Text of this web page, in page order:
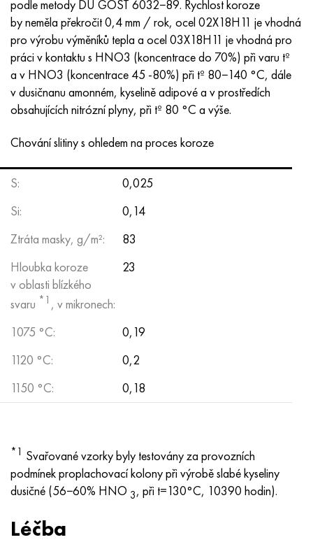
podle metody DU GOST 6032−89. Rychlost koroze
by neměla překročit 0,4 mm / rok, ocel 02X18H11 je vhodná
pro výrobu výměníků tepla a ocel 03X18H11 je vhodná pro
práci v kontaktu s HNO3 (koncentrace do 70%) při varu tº
a v HNO3 (koncentrace 45 -80%) při tº 80−140 °С, dále
v dusičnanu amonném, kyselině adipové a v prostředích
obsahujících nitrózní plyny, při tº 80 °C a výše.
Chování slitiny s ohledem na proces koroze
S:
0,025
Si:
0,14
Ztráta masky, g/m²:
83
Hloubka koroze
v oblasti blízkého
svaru *1 , v mikronech:
23
1075 °С:
0,19
1120 °С:
0,2
1150 °С:
0,18
*1 Svařované vzorky byly testovány za provozních
podmínek proplachovací kolony při výrobě slabé kyseliny
dusičné (56−60% HNO 3, při t=130°С, 10390 hodin).
Léčba